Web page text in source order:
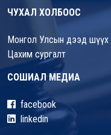
ЧУХАЛ ХОЛБООС
Монгол Улсын дээд шүүх
Цахим сургалт
СОШИАЛ МЕДИА
facebook
linkedin